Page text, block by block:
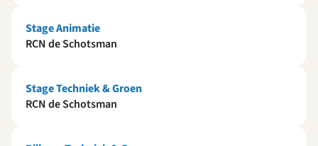
Stage Animatie
RCN de Schotsman
Stage Techniek & Groen
RCN de Schotsman